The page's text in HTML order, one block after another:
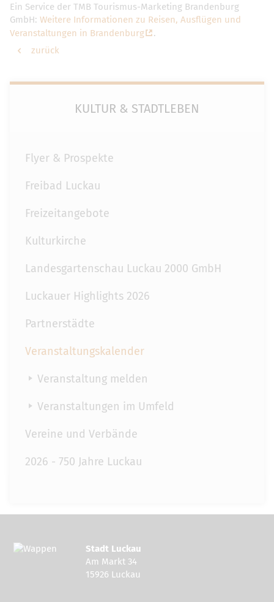
Ein Service der TMB Tourismus-Marketing Brandenburg
GmbH: Weitere Informationen zu Reisen, Ausflügen und
Veranstaltungen in Brandenburg
.
zurück
KULTUR & STADTLEBEN
Flyer & Prospekte
Freibad Luckau
Freizeitangebote
Kulturkirche
Landesgartenschau Luckau 2000 GmbH
Luckauer Highlights 2026
Partnerstädte
Veranstaltungskalender
Veranstaltung melden
Veranstaltungen im Umfeld
Vereine und Verbände
2026 - 750 Jahre Luckau
Stadt Luckau
Am Markt 34
15926 Luckau